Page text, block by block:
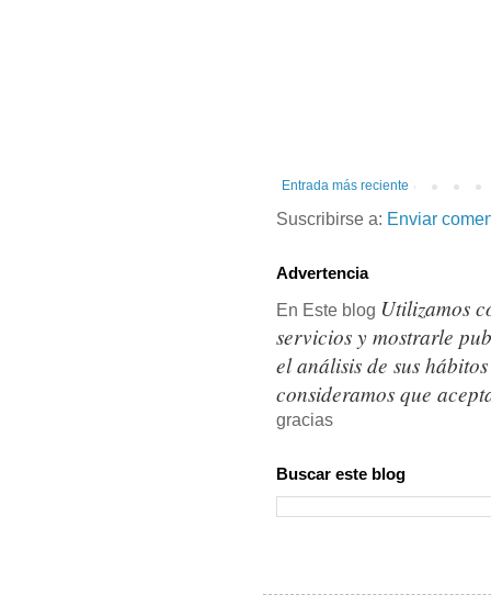
Entrada más reciente
Suscribirse a: Enviar
Advertencia
En Este blog Utilizamos
servicios y mostrarle
el análisis de sus
consideramos que
gracias
Buscar este blog